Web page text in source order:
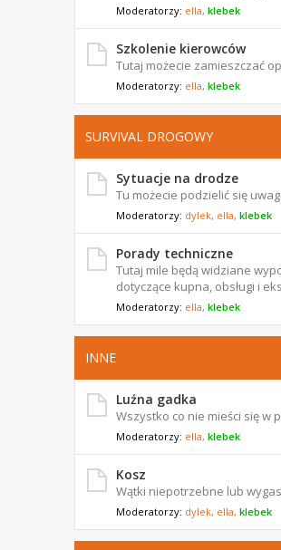
Moderatorzy: ella, klebek
Szkolenie kierowców
Tutaj możecie zamieszczać
Moderatorzy: ella, klebek
SURVIVAL DROGOWY
Sytuacje na drodze
Tu możecie podzielić się
Moderatorzy: dylek, ella, klebek
Porady techniczne
Tutaj mile będą widziane
dotyczące kupna, obsługi i
Moderatorzy: ella, klebek
INNE
Luźna gadka
Wszystko co nie mieści się w
Moderatorzy: ella, klebek
Kosz
Wątki niepotrzebne lub
Moderatorzy: dylek, ella, klebek